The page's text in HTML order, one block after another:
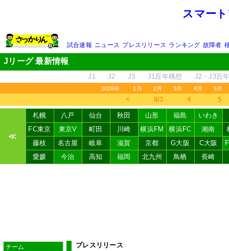
スマー
試合速報 ニュース プレスリリース ランキング 故障者
Jリーグ 最新情報
J1 J2 J3 J1百年構想 J2・J3百
2026年 1月 2月 3月 4月 5月
＜ 8/3 4 5
≪
札幌 八戸 仙台 秋田 山形 福島
いわき
FC東京
東京V 町田 川崎 横浜FM 横浜FC 湘南
藤枝
名古屋 岐阜 滋賀 京都 G大阪 C大阪
愛媛
今治 高知 福岡 北九州 鳥栖 長崎
チーム プレスリリース